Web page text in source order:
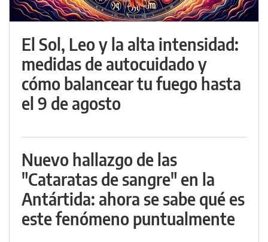
El Sol, Leo y la alta intensidad:
medidas de autocuidado y
cómo balancear tu fuego hasta
el 9 de agosto
Nuevo hallazgo de las
"Cataratas de sangre" en la
Antártida: ahora se sabe qué es
este fenómeno puntualmente